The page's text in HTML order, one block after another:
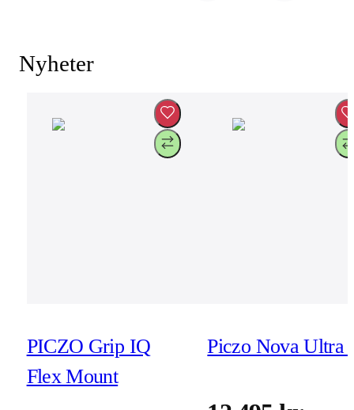
Nyheter
PICZO Grip IQ
Flex Mount
Piczo Nova Ultra